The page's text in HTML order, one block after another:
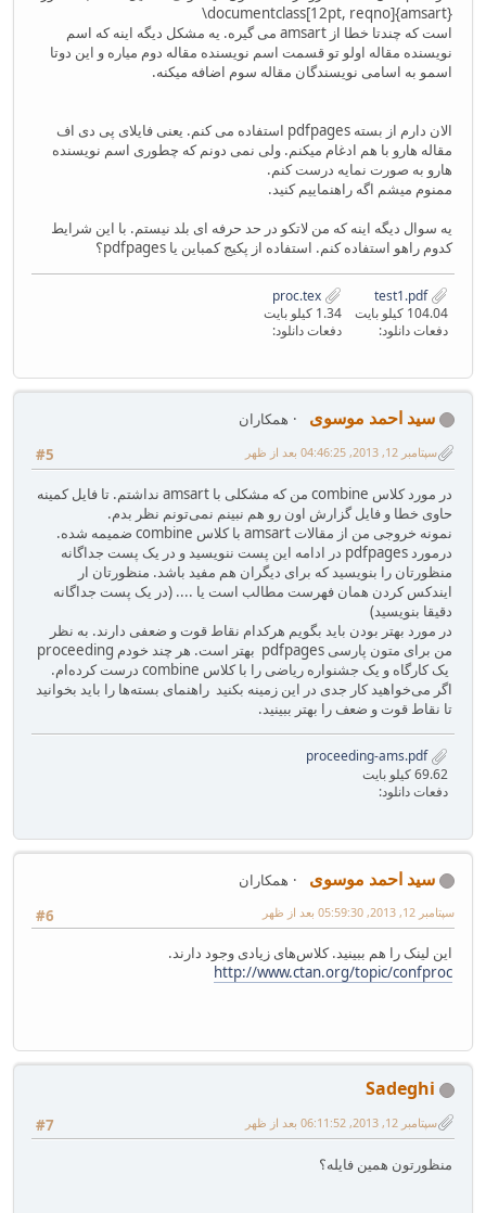
‎\documentclass[12pt‎, ‎reqno]{amsart}‎
است که چندتا خطا از amsart می گیره. یه مشکل دیگه اینه که اسم
نویسنده مقاله اولو تو قسمت اسم نویسنده مقاله دوم میاره و این دوتا
اسمو به اسامی نویسندگان مقاله سوم اضافه میکنه.
الان دارم از بسته pdfpages استفاده می کنم. یعنی فایلای پی دی اف
مقاله هارو با هم ادغام میکنم. ولی نمی دونم که چطوری اسم نویسنده
هارو به صورت نمایه درست کنم.
ممنوم میشم اگه راهنماییم کنید.
یه سوال دیگه اینه که من لاتکو در حد حرفه ای بلد نیستم. با این شرایط
کدوم راهو استفاده کنم. استفاده از پکیج کمباین یا pdfpages؟
test1.pdf
104.04 کیلو بایت
دفعات دانلود:
1.34 کیلو بایت
دفعات دانلود:
سید احمد موسوی
همکاران
#5
سپتامبر 12, 2013, 04:46:25 بعد از ظهر
در مورد کلاس combine من که مشکلی با amsart نداشتم. تا فایل کمینه
حاوی خطا و فایل گزارش اون رو هم نبینم نمی‌تونم نظر بدم.
نمونه خروجی من از مقالات amsart با کلاس combine ضمیمه شده.
درمورد pdfpages در ادامه این پست ننویسید و در یک پست جداگانه
منظورتان را بنویسید که برای دیگران هم مفید باشد. منظورتان ار
ایندکس کردن همان فهرست مطالب است یا .... (در یک پست جداگانه
دقیقا بنویسید)
در مورد بهتر بودن باید بگویم هرکدام نقاط قوت و ضعفی دارند. به نظر
یک کارگاه و یک جشنواره ریاضی را با کلاس combine درست کرده‌ام.
اگر می‌خواهید کار جدی در این زمینه بکنید راهنمای بسته‌ها را باید بخوانید
تا نقاط قوت و ضعف را بهتر ببینید.
proceeding-ams.pdf
69.62 کیلو بایت
دفعات دانلود:
سید احمد موسوی
همکاران
#6
سپتامبر 12, 2013, 05:59:30 بعد از ظهر
این لینک را هم ببینید. کلاس‌های زیادی وجود دارند.
http://www.ctan.org/topic/confproc
Sadeghi
#7 سپتامبر 12, 2013, 06:11:52 بعد از ظهر
منظورتون همین فایله؟